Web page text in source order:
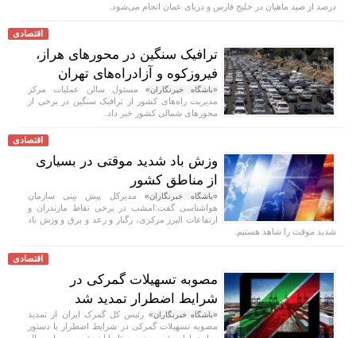
درصد از صید ماهیان در خلیج فارس و دریای عمان انجام می‌شود.
اقتصادی
ترافیک سنگین در محورهای هراز،
فیروزکوه و آزادراه‌های تهران
«باشگاه خبرنگاران» مسئول سالن عملیات مرکز
مدیریت راه‌های کشور از ترافیک سنگین در برخی از
محور‌های شمالی کشور خبر داد.
اقتصادی
وزش باد شدید موقتی در بسیاری
از مناطق کشور
«باشگاه خبرنگاران» مدیرکل پیش بینی سازمان
هواشناسی گفت:امشب در برخی نقاط مازندران و
ارتفاعات البرز مرکزی، رگبار و رعد و برق و وزش باد
شدید موقت را شاهد هستیم.
اقتصادی
مصوبه تسهیلات گمرکی در
شرایط اضطرار تمدید شد
«باشگاه خبرنگاران» رئیس کل گمرک ایران از تمدید
مصوبه تسهیلات گمرکی در شرایط اضطرار با دستور